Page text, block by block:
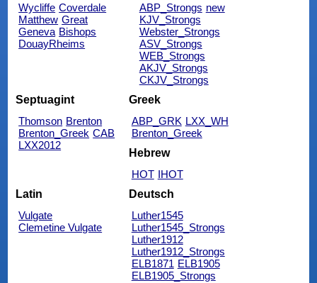
Wycliffe Coverdale
Matthew Great
Geneva Bishops
DouayRheims
ABP_Strongs new
KJV_Strongs
Webster_Strongs
ASV_Strongs
WEB_Strongs
AKJV_Strongs
CKJV_Strongs
Septuagint
Thomson Brenton
Brenton_Greek CAB
LXX2012
Greek
ABP_GRK LXX_WH
Brenton_Greek
Hebrew
HOT IHOT
Latin
Vulgate
Clemetine Vulgate
Deutsch
Luther1545
Luther1545_Strongs
Luther1912
Luther1912_Strongs
ELB1871 ELB1905
ELB1905_Strongs